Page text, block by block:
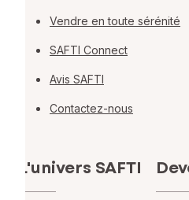
Vendre en toute sérénité
SAFTI Connect
Avis SAFTI
Contactez-nous
L'univers SAFTI